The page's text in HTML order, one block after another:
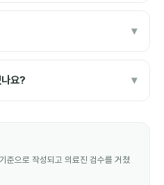
▾
요? ▾
준으로 작성되고 의료진 검수를 거쳤